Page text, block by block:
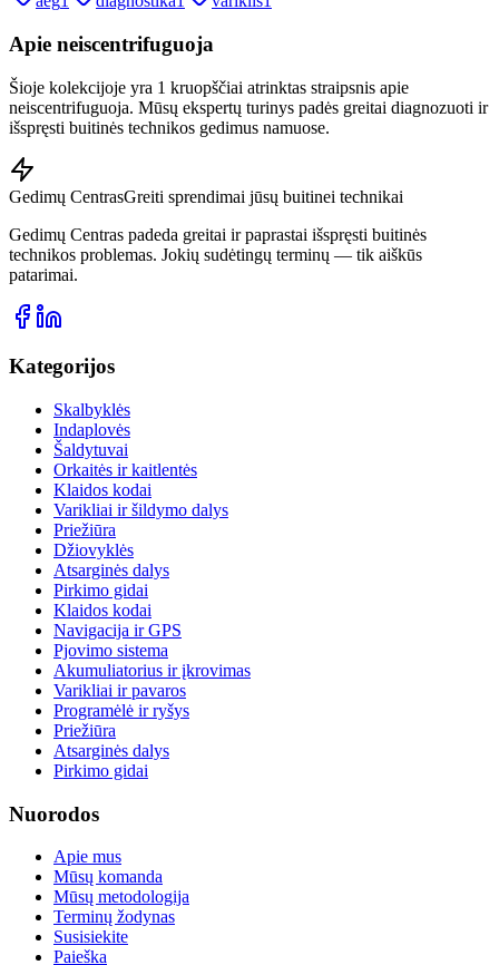
Apie neiscentrifuguoja
Šioje kolekcijoje yra 1 kruopščiai atrinktas straipsnis apie
neiscentrifuguoja. Mūsų ekspertų turinys padės greitai diagnozuoti ir
išspręsti buitinės technikos gedimus namuose.
Gedimų CentrasGreiti sprendimai jūsų buitinei technikai
Gedimų Centras padeda greitai ir paprastai išspręsti buitinės
technikos problemas. Jokių sudėtingų terminų — tik aiškūs
patarimai.
Kategorijos
Skalbyklės
Indaplovės
Šaldytuvai
Orkaitės ir kaitlentės
Klaidos kodai
Varikliai ir šildymo dalys
Priežiūra
Džiovyklės
Atsarginės dalys
Pirkimo gidai
Klaidos kodai
Navigacija ir GPS
Pjovimo sistema
Akumuliatorius ir įkrovimas
Varikliai ir pavaros
Programėlė ir ryšys
Priežiūra
Atsarginės dalys
Pirkimo gidai
Nuorodos
Apie mus
Mūsų komanda
Mūsų metodologija
Terminų žodynas
Susisiekite
Paieška